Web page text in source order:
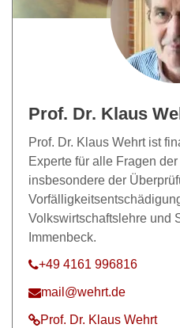
Prof. Dr. Klaus
Prof. Dr. Klaus Wehrt ist
Experte für alle Fragen
insbesondere der
Volkswirtschaftslehre und
Immenbeck.
+49 4161 996816
mail@wehrt.de
Prof. Dr. Klaus Wehrt